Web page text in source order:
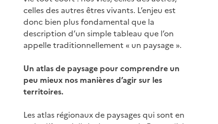
celles des autres êtres vivants. L’enjeu est
donc bien plus fondamental que la
description d’un simple tableau que l’on
appelle traditionnellement « un paysage ».
Un atlas de paysage pour comprendre un
peu mieux nos manières d’agir sur les
territoires.
Les atlas régionaux de paysages qui sont en